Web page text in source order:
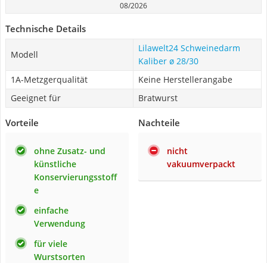
08/2026
Technische Details
Modell
Lilawelt24 Schweinedarm
Kaliber ø 28/30
1A-Metzgerqualität
Keine Herstellerangabe
Geeignet für
Bratwurst
Vorteile
ohne Zusatz- und
künstliche
Konservierungsstoff
e
einfache
Verwendung
für viele
Wurstsorten
Nachteile
nicht
vakuumverpackt